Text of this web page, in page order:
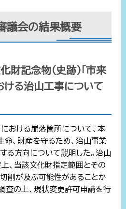
議会の結果概要
財記念物（史跡）「市来
ける治山工事について
おける崩落箇所について、本
命、財産を守るため、治山事業
る方向について説明した。治山
、当該文化財指定範囲とその
切削が及ぶ可能性があることか
査の上、現状変更許可申請を行